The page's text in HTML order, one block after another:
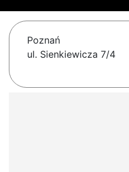
Poznań
ul. Sienkiewicza 7/4